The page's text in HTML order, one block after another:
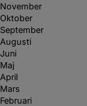
November
Oktober
September
Augusti
Juni
Maj
April
Mars
Februari